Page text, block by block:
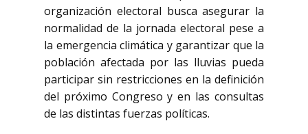
organización electoral busca asegurar la
normalidad de la jornada electoral pese a
la emergencia climática y garantizar que la
población afectada por las lluvias pueda
participar sin restricciones en la definición
del próximo Congreso y en las consultas
de las distintas fuerzas políticas.